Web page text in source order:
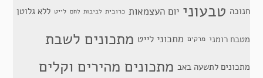
חנוכה טבעוני יום העצמאות כרובית לביבות לחם לייט ללא גלוטן
מטבח רומני מרקים מתכוני לייט מתכונים לשבת
מתכונים לתשעה באב מתכונים מהירים וקלים